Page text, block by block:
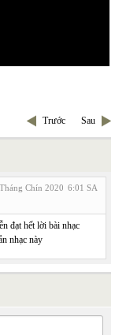
Trước Sau
Chín 2020 6:01 SA
đạt hết lời bài nhạc
nhạc này